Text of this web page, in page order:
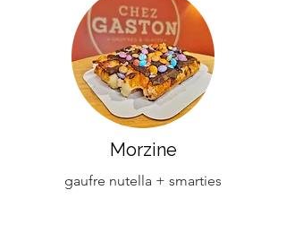
Morzine
gaufre nutella + smarties